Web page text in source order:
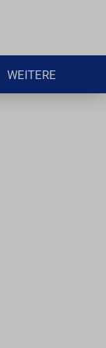
WEITERE